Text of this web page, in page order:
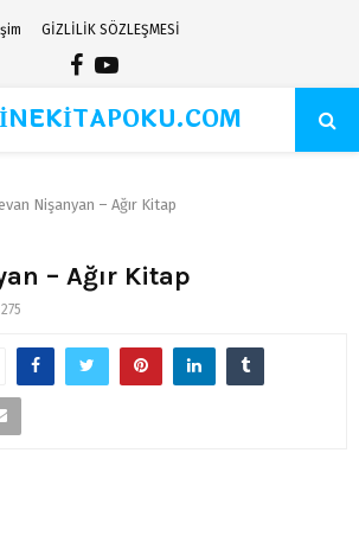
GİZLİLİK SÖZLEŞMESİ
Facebook
Youtube
Nişanyan – Ağır Kitap
– Ağır Kitap
275